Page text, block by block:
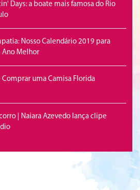
Days: a boate mais famosa do Rio
Nosso Calendário 2019 para
Ano Melhor
Comprar uma Camisa Florida
| Naiara Azevedo lança clipe